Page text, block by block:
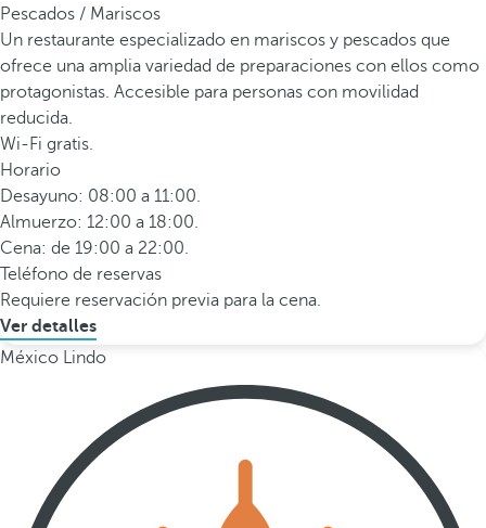
Pescados / Mariscos
Un restaurante especializado en mariscos y pescados que
ofrece una amplia variedad de preparaciones con ellos como
protagonistas. Accesible para personas con movilidad
reducida.
Wi-Fi gratis.
Horario
Desayuno: 08:00 a 11:00.
Almuerzo: 12:00 a 18:00.
Cena: de 19:00 a 22:00.
Teléfono de reservas
Requiere reservación previa para la cena.
Ver detalles
México Lindo